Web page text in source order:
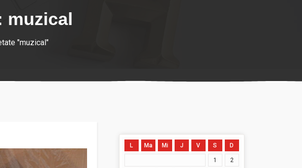
muzical
"muzical"
L Ma Mi J V S D
1 2